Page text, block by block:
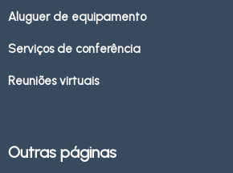
Aluguer de equipamento
Serviços de conferência
Reuniões virtuais
Outras páginas